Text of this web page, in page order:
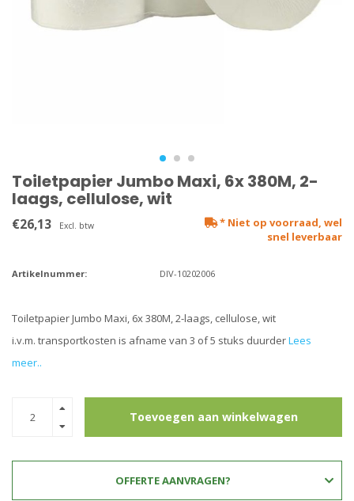
Toiletpapier Jumbo Maxi, 6x 380M, 2-
laags, cellulose, wit
€26,13 Excl. btw
* Niet op voorraad, wel
snel leverbaar
Artikelnummer: DIV-10202006
Toiletpapier Jumbo Maxi, 6x 380M, 2-laags, cellulose, wit
i.v.m. transportkosten is afname van 3 of 5 stuks duurderLees
meer..
Toevoegen aan winkelwagen
OFFERTE AANVRAGEN?